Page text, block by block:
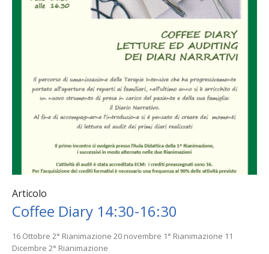
Articolo
Coffee Diary 14:30-16:30
16 Ottobre 2° Rianimazione 20 novembre 1° Rianimazione 11
Dicembre 2° Rianimazione